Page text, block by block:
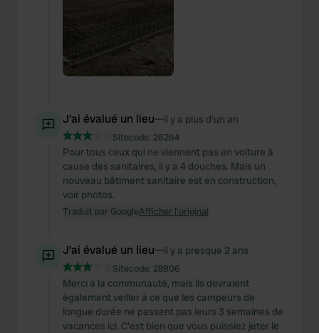
J'ai évalué un lieu—il y a plus d’un an
Sitecode: 26264
Pour tous ceux qui ne viennent pas en voiture à
cause des sanitaires, il y a 4 douches. Mais un
nouveau bâtiment sanitaire est en construction,
voir photos.
Traduit par GoogleAfficher l'original
J'ai évalué un lieu—il y a presque 2 ans
Sitecode: 28906
Merci à la communauté, mais ils devraient
également veiller à ce que les campeurs de
longue durée ne passent pas leurs 3 semaines de
vacances ici. C'est bien que vous puissiez jeter le